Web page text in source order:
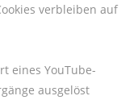
verbleiben auf
eines YouTube-
ausgelöst